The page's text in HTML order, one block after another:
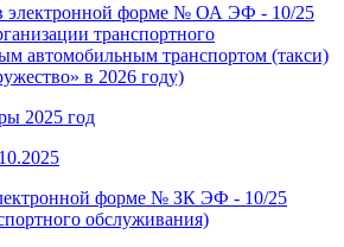
электронной форме № ОА ЭФ - 10/25
транспортного
автомобильным транспортом (такси)
в 2026 году)
2025 год
форме № ЗК ЭФ - 10/25
обслуживания)